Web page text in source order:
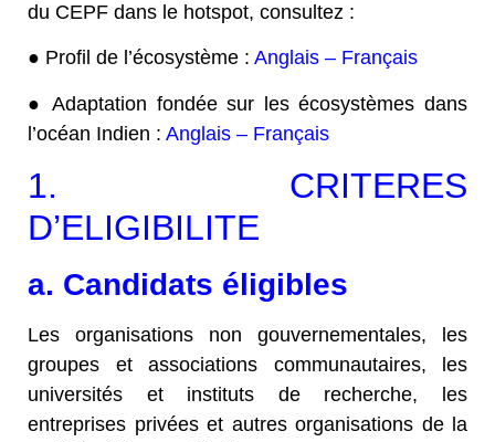
du CEPF dans le hotspot, consultez :
● Profil de l’écosystème : Anglais – Français
●Adaptation fondée sur les écosystèmes dans
l’océan Indien : Anglais – Français
1. CRITERES
D’ELIGIBILITE
a. Candidats éligibles
Les organisations non gouvernementales, les
groupes et associations communautaires, les
universités et instituts de recherche, les
entreprises privées et autres organisations de la